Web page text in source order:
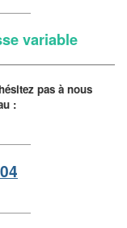
variable
pas à nous
: